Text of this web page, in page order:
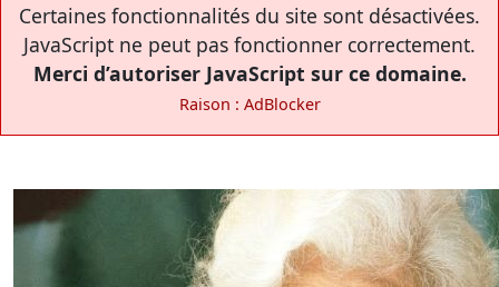
Certaines fonctionnalités du site sont désactivées.
JavaScript ne peut pas fonctionner correctement.
Merci d’autoriser JavaScript sur ce domaine.
Raison : AdBlocker